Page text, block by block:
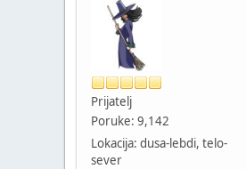
Prijatelj
Poruke: 9,142
Lokacija: dusa-lebdi, telo-
sever